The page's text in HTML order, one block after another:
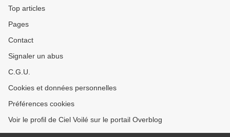
Top articles
Pages
Contact
Signaler un abus
C.G.U.
Cookies et données personnelles
Préférences cookies
Voir le profil de Ciel Voilé sur le portail Overblog